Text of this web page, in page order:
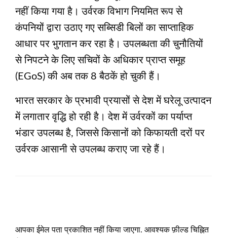
नहीं किया गया है। उर्वरक विभाग नियमित रूप से
कंपनियों द्वारा उठाए गए सब्सिडी बिलों का साप्ताहिक
आधार पर भुगतान कर रहा है। उपलब्धता की चुनौतियों
से निपटने के लिए सचिवों के अधिकार प्राप्त समूह
(EGoS) की अब तक 8 बैठकें हो चुकी हैं।
भारत सरकार के प्रभावी प्रयासों से देश में घरेलू उत्पादन
में लगातार वृद्धि हो रही है। देश में उर्वरकों का पर्याप्त
भंडार उपलब्ध है, जिससे किसानों को किफायती दरों पर
उर्वरक आसानी से उपलब्ध कराए जा रहे हैं।
आपका ईमेल पता प्रकाशित नहीं किया जाएगा. आवश्यक फ़ील्ड चिह्नित